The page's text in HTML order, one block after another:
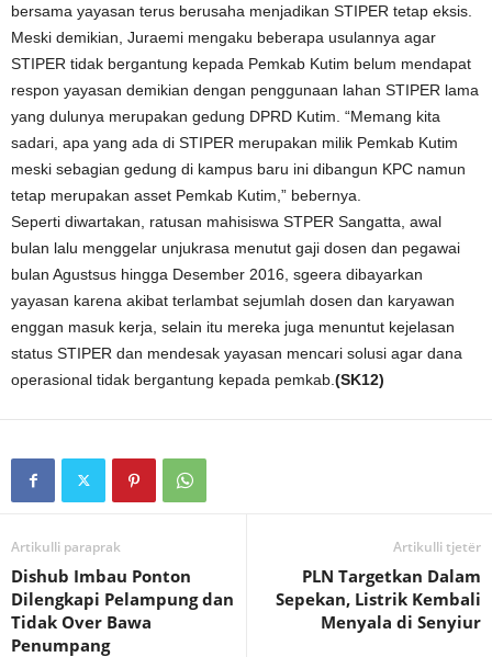
bersama yayasan terus berusaha menjadikan STIPER tetap eksis.
Meski demikian, Juraemi mengaku beberapa usulannya agar
STIPER tidak bergantung kepada Pemkab Kutim belum mendapat
respon yayasan demikian dengan penggunaan lahan STIPER lama
yang dulunya merupakan gedung DPRD Kutim. “Memang kita
sadari, apa yang ada di STIPER merupakan milik Pemkab Kutim
meski sebagian gedung di kampus baru ini dibangun KPC namun
tetap merupakan asset Pemkab Kutim,” bebernya.
Seperti diwartakan, ratusan mahisiswa STPER Sangatta, awal
bulan lalu menggelar unjukrasa menutut gaji dosen dan pegawai
bulan Agustsus hingga Desember 2016, sgeera dibayarkan
yayasan karena akibat terlambat sejumlah dosen dan karyawan
enggan masuk kerja, selain itu mereka juga menuntut kejelasan
status STIPER dan mendesak yayasan mencari solusi agar dana
operasional tidak bergantung kepada pemkab. (SK12)
Artikulli paraprak
Dishub Imbau Ponton
Dilengkapi Pelampung dan
Tidak Over Bawa
Penumpang
Artikulli tjetër
PLN Targetkan Dalam
Sepekan, Listrik Kembali
Menyala di Senyiur